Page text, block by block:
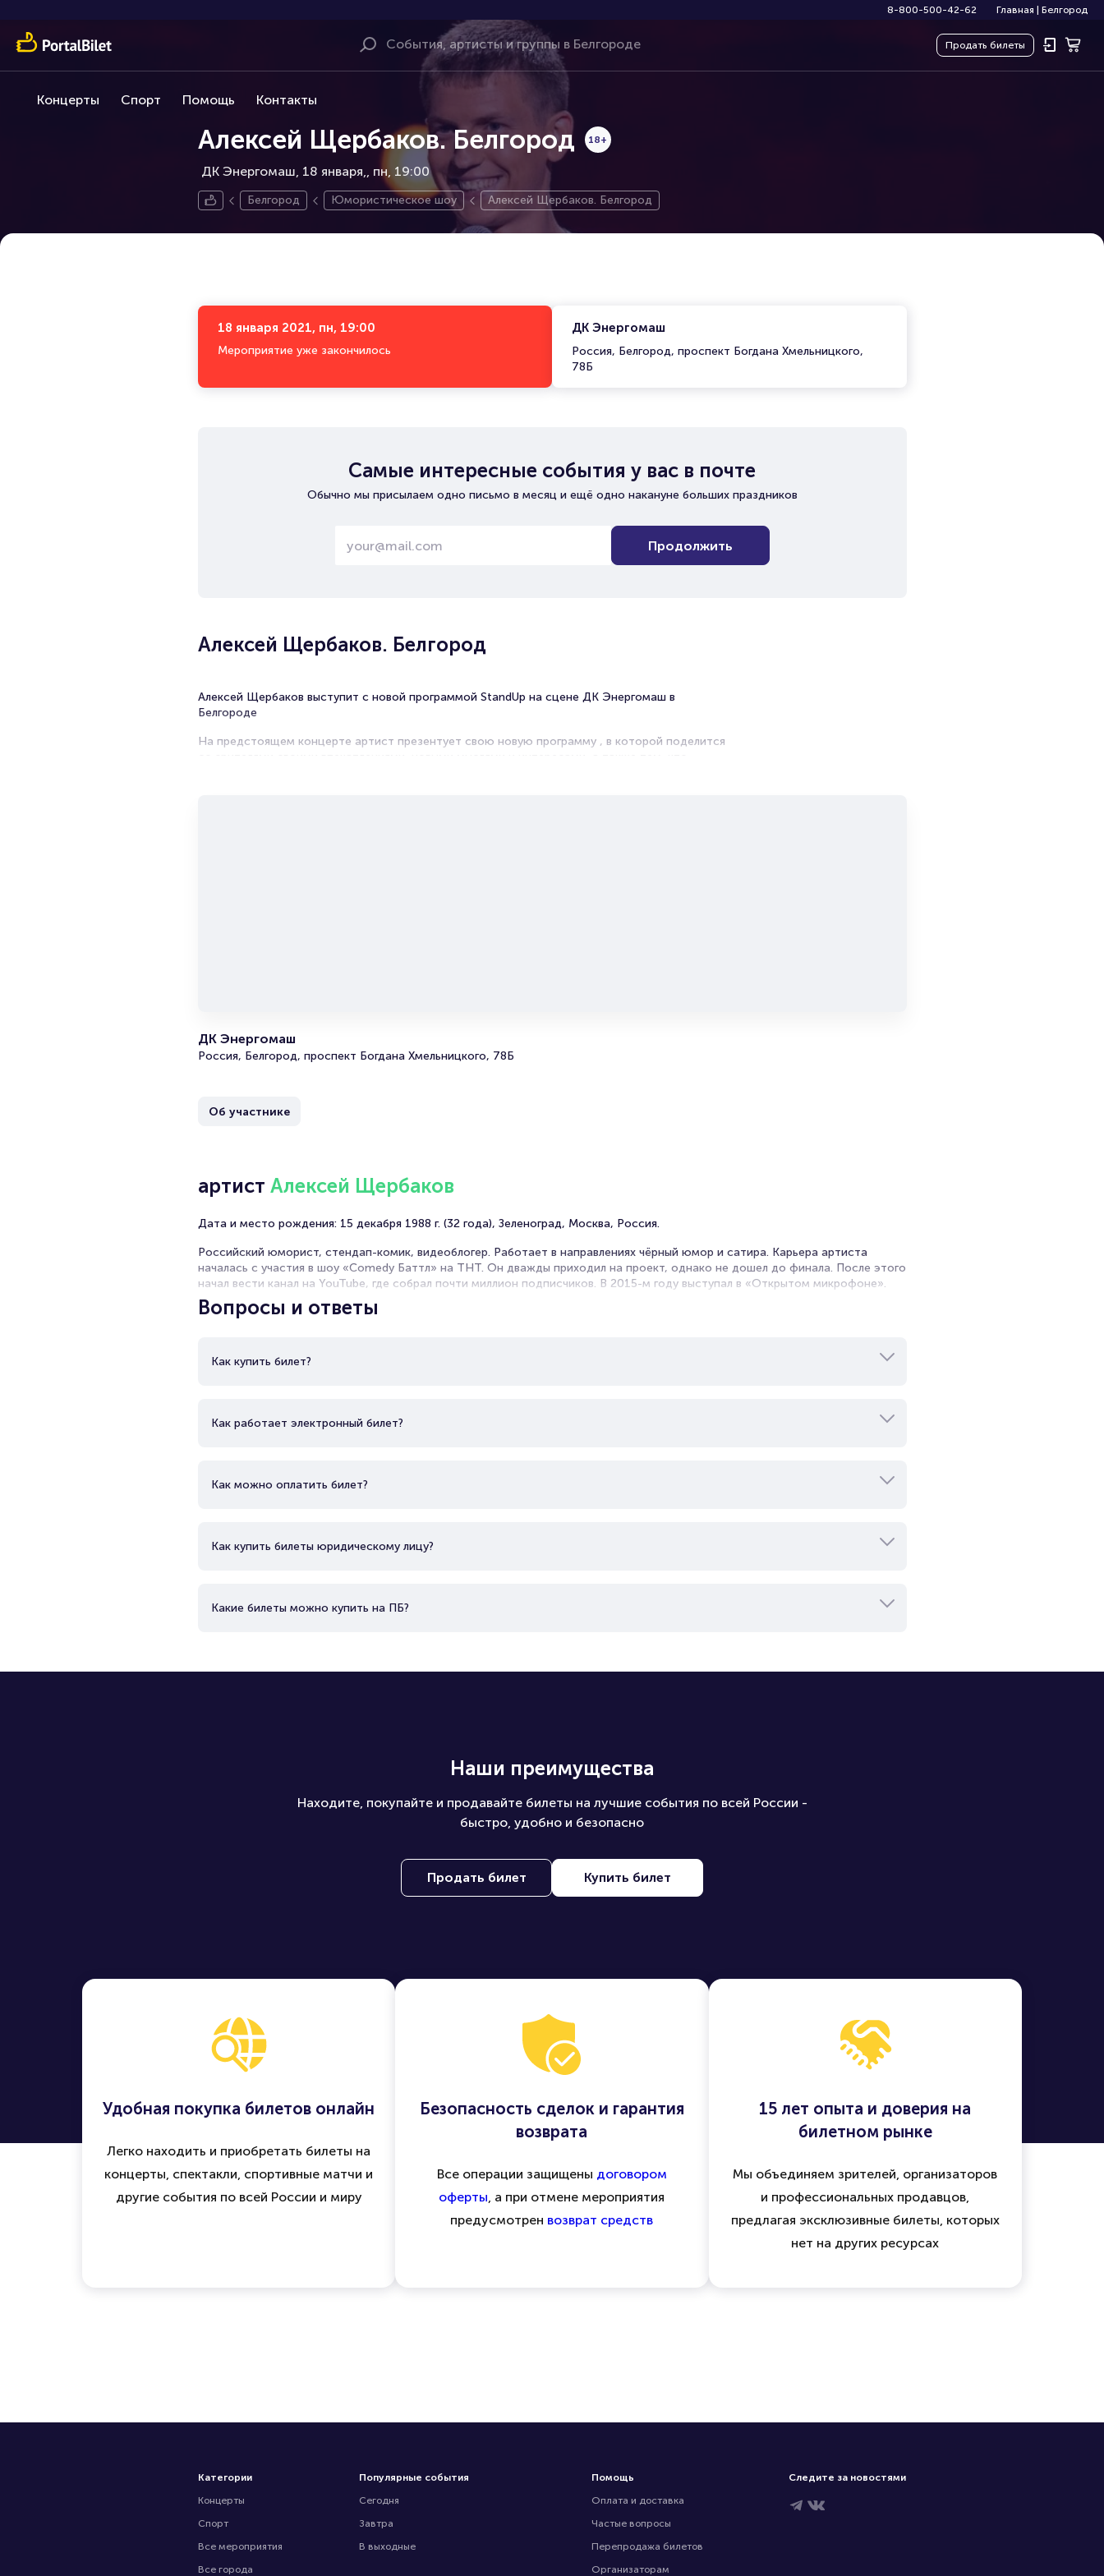
8-800-500-42-62 Главная Белгород
Продать билеты
Концерты Спорт Помощь Контакты
Алексей Щербаков. Белгород
ДК Энергомаш, 18 января,
18+
пн, 19:00
Белгород Юмористическое шоу Алексей Щербаков. Белгород
18 января 2021, пн, 19:00
Мероприятие уже закончилось
ДК Энергомаш
Россия, Белгород, проспект Богдана Хмельницкого,
78Б
Самые интересные события у вас в почте
Обычно мы присылаем одно письмо в месяц и ещё одно накануне больших праздников
Продолжить
Алексей Щербаков. Белгород
Алексей Щербаков выступит с новой программой StandUp на сцене ДК Энергомаш в
Белгороде
На предстоящем концерте артист презентует свою новую программу , в которой поделится
ДК Энергомаш
Россия, Белгород, проспект Богдана Хмельницкого, 78Б
Об участнике
артист Алексей Щербаков
Дата и место рождения: 15 декабря 1988 г. (32 года), Зеленоград, Москва, Россия.
Российский юморист, стендап-комик, видеоблогер. Работает в направлениях чёрный юмор и сатира. Карьера артиста
началась с участия в шоу «Comedy Баттл» на ТНТ. Он дважды приходил на проект, однако не дошел до финала. После этого
начал вести канал на YouTube, где собрал почти миллион подписчиков. В 2015-м году выступал в «Открытом микрофоне».
Его пригласили в «Stand Up» и он стал постоянным резидентом. С 2018 г. становится участником телешоу «Прожарка».
Сейчас у артиста активно гастролирует по России и странам СНГ.
Вопросы и ответы
Как купить билет?
Как работает электронный билет?
Как можно оплатить билет?
Как купить билеты юридическому лицу?
Какие билеты можно купить на ПБ?
Наши преимущества
Находите, покупайте и продавайте билеты на лучшие события по всей России -
быстро, удобно и безопасно
Продать билет Купить билет
Удобная покупка билетов онлайн
Легко находить и приобретать билеты на
концерты, спектакли, спортивные матчи и
другие события по всей России и миру
Безопасность сделок и гарантия
возврата
Все операции защищены договором
оферты, а при отмене мероприятия
предусмотрен возврат средств
15 лет опыта и доверия на
билетном рынке
Мы объединяем зрителей, организаторов
и профессиональных продавцов,
предлагая эксклюзивные билеты, которых
нет на других ресурсах
Категории
Концерты
Спорт
Все мероприятия
Все города
Популярные события
Сегодня
Завтра
В выходные
Помощь
Оплата и доставка
Частые вопросы
Перепродажа билетов
Организаторам
Следите за новостями